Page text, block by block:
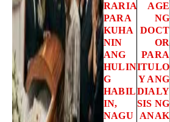
RARIA
PARA
KUHA
NIN
ANG
HULIN
G
HABIL
IN,
NAGU
AGE
NG
DOCT
OR
PARA
ITULO
Y ANG
DIALY
SIS NG
ANAK